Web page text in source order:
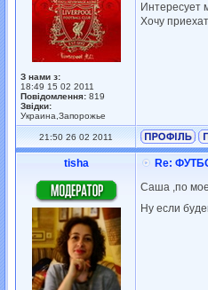
З нами з:
18:49 15 02 2011
Повідомлення: 819
Звідки:
Украина,Запорожье
Интересует
Хочу
21:50 26 02 2011
tisha
Re:
Саша ,по
Ну если